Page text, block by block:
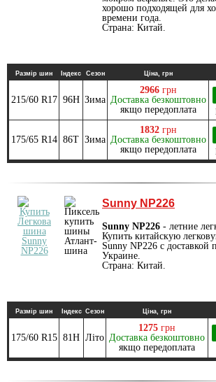
хорошо подходящей для
времени года.
Страна: Китай.
Размір шин Індекс Сезон Ціна, грн
215/60 R17 96H Зима
2966 грн
Доставка безкоштовно
якщо передоплата
175/65 R14 86T Зима
1832 грн
Доставка безкоштовно
якщо передоплата
Sunny NP226
Sunny NP226 - летние
Купить китайскую
Sunny NP226 с доставкой
Украине.
Страна: Китай.
Размір шин Індекс Сезон Ціна, грн
175/60 R15 81H Літо
1275 грн
Доставка безкоштовно
якщо передоплата